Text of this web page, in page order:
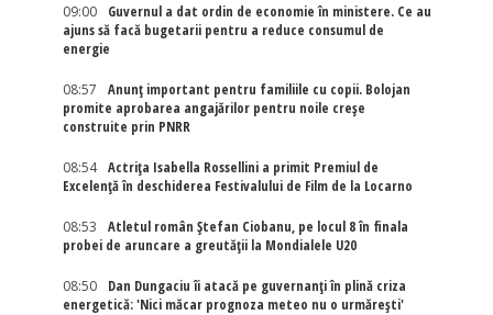
09:00
Guvernul a dat ordin de economie în ministere. Ce au
ajuns să facă bugetarii pentru a reduce consumul de
energie
08:57
Anunț important pentru familiile cu copii. Bolojan
promite aprobarea angajărilor pentru noile creșe
construite prin PNRR
08:54
Actriţa Isabella Rossellini a primit Premiul de
Excelenţă în deschiderea Festivalului de Film de la Locarno
08:53
Atletul român Ștefan Ciobanu, pe locul 8 în finala
probei de aruncare a greutății la Mondialele U20
08:50
Dan Dungaciu îi atacă pe guvernanți în plină criza
energetică: 'Nici măcar prognoza meteo nu o urmărești'